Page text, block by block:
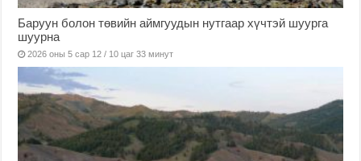
Баруун болон төвийн аймгуудын нутгаар хүчтэй шуурга
шуурна
2026 оны 5 сар 12 / 10 цаг 33 минут